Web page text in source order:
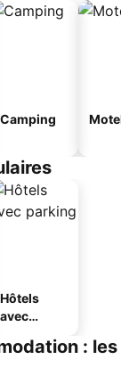
Camping
Hôtels
avec
: les